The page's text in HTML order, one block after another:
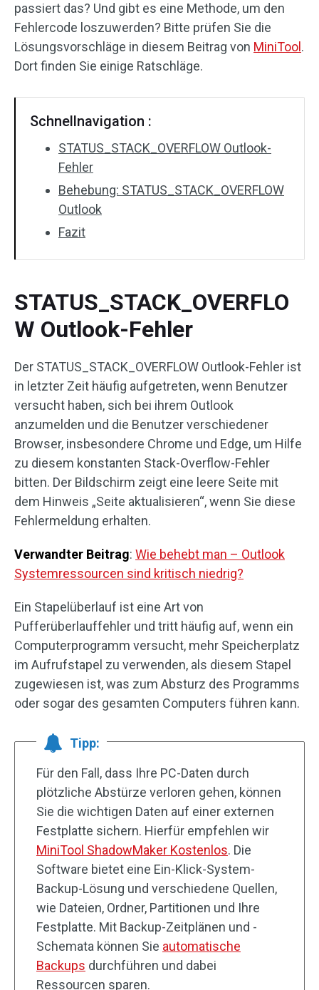
passiert das? Und gibt es eine Methode, um den
Fehlercode loszuwerden? Bitte prüfen Sie die
Lösungsvorschläge in diesem Beitrag von MiniTool .
Dort finden Sie einige Ratschläge.
Schnellnavigation :
STATUS_STACK_OVERFLOW Outlook-
Fehler
Behebung: STATUS_STACK_OVERFLOW
Outlook
Fazit
STATUS_STACK_OVERFLO
W Outlook-Fehler
Der STATUS_STACK_OVERFLOW Outlook-Fehler ist
in letzter Zeit häufig aufgetreten, wenn Benutzer
versucht haben, sich bei ihrem Outlook
anzumelden und die Benutzer verschiedener
Browser, insbesondere Chrome und Edge, um Hilfe
zu diesem konstanten Stack-Overflow-Fehler
bitten. Der Bildschirm zeigt eine leere Seite mit
dem Hinweis „Seite aktualisieren“, wenn Sie diese
Fehlermeldung erhalten.
Verwandter Beitrag: Wie behebt man – Outlook
Systemressourcen sind kritisch niedrig?
Ein Stapelüberlauf ist eine Art von
Pufferüberlauffehler und tritt häufig auf, wenn ein
Computerprogramm versucht, mehr Speicherplatz
im Aufrufstapel zu verwenden, als diesem Stapel
zugewiesen ist, was zum Absturz des Programms
oder sogar des gesamten Computers führen kann.
Tipp:
Für den Fall, dass Ihre PC-Daten durch
plötzliche Abstürze verloren gehen, können
Sie die wichtigen Daten auf einer externen
Festplatte sichern. Hierfür empfehlen wir
MiniTool ShadowMaker Kostenlos. Die
Software bietet eine Ein-Klick-System-
Backup-Lösung und verschiedene Quellen,
wie Dateien, Ordner, Partitionen und Ihre
Festplatte. Mit Backup-Zeitplänen und -
Schemata können Sie automatische
Backups durchführen und dabei
Ressourcen sparen.